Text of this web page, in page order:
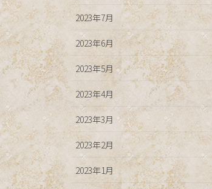
2023年7月
2023年6月
2023年5月
2023年4月
2023年3月
2023年2月
2023年1月